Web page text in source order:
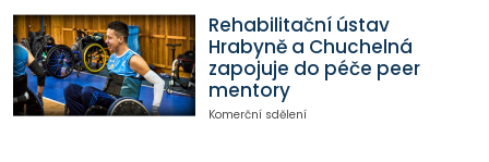
Rehabilitační ústav
Hrabyně a Chuchelná
zapojuje do péče peer
mentory
Komerční sdělení